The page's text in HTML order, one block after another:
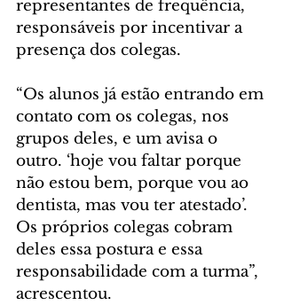
representantes de frequência,
responsáveis por incentivar a
presença dos colegas.
“Os alunos já estão entrando em
contato com os colegas, nos
grupos deles, e um avisa o
outro. ‘hoje vou faltar porque
não estou bem, porque vou ao
dentista, mas vou ter atestado’.
Os próprios colegas cobram
deles essa postura e essa
responsabilidade com a turma”,
acrescentou.